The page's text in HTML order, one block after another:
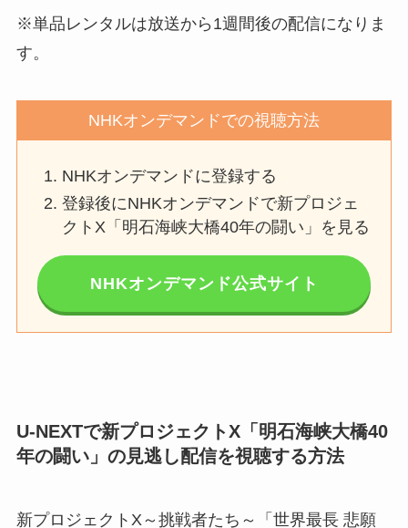
※単品レンタルは放送から1週間後の配信になりま
す。
NHKオンデマンドでの視聴方法
NHKオンデマンドに登録する
登録後にNHKオンデマンドで新プロジェ
クトX「明石海峡大橋40年の闘い」を見る
NHKオンデマンド公式サイト
U-NEXTで新プロジェクトX「明石海峡大橋40
年の闘い」の見逃し配信を視聴する方法
新プロジェクトX～挑戦者たち～「世界最長 悲願